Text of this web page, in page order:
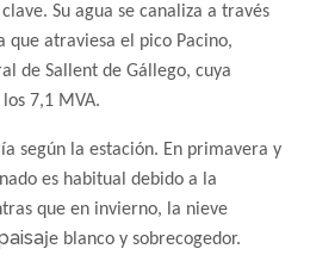
Su agua se canaliza a través
que atraviesa el pico Pacino,
de Sallent de Gállego, cuya
7,1 MVA.
según la estación. En primavera y
es habitual debido a la
que en invierno, la nieve
je blanco y sobrecogedor.